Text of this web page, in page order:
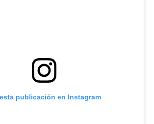
publicación en Instagram